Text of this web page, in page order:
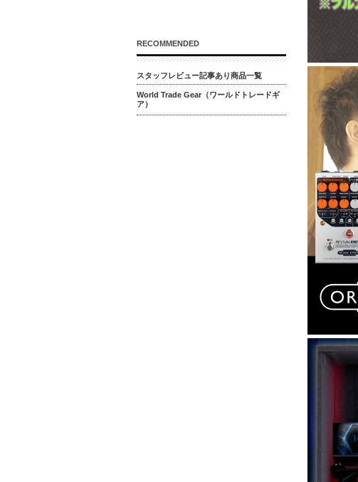
RECOMMENDED
スタッフレビュー記事あり商品一覧
World Trade Gear（ワールドトレードギ
ア）